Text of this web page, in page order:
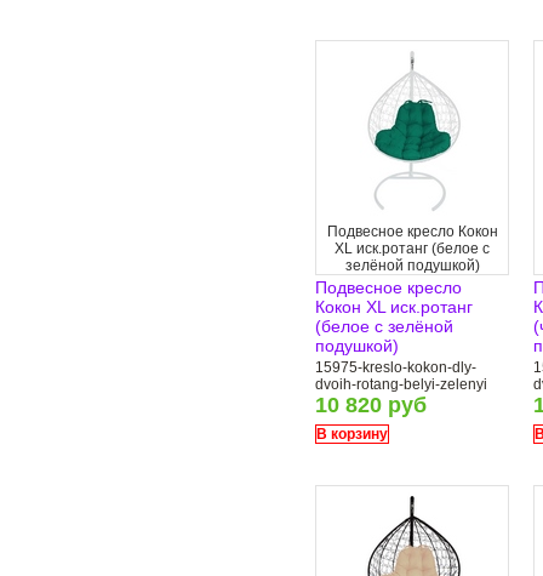
Подвесное кресло Кокон
XL иск.ротанг (белое с
зелёной подушкой)
Подвесное кресло
Кокон XL иск.ротанг
(белое с зелёной
подушкой)
15975-kreslo-kokon-dly-
dvoih-rotang-belyi-zelenyi
10 820 руб
В корзину